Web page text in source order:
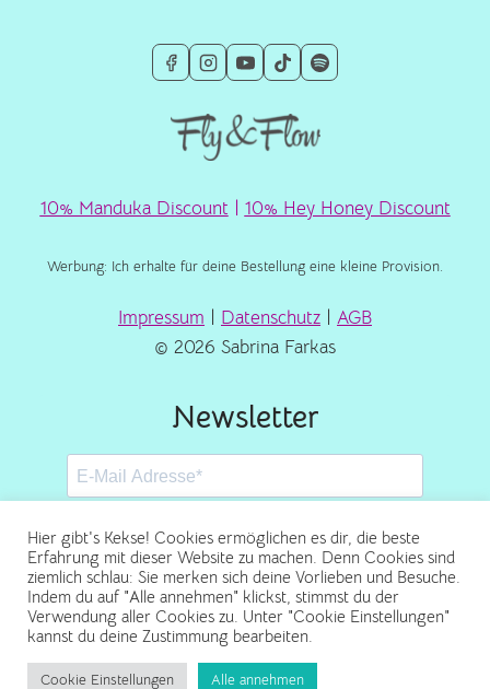
10% Manduka Discount 10% Hey Honey Discount
Werbung: Ich erhalte für deine Bestellung eine kleine Provision.
Impressum Datenschutz
AGB
© 2026 Sabrina Farkas
Newsletter
Abonnieren
Hier gibt's Kekse! Cookies ermöglichen es dir, die beste
Erfahrung mit dieser Website zu machen. Denn Cookies sind
ziemlich schlau: Sie merken sich deine Vorlieben und Besuche.
Indem du auf "Alle annehmen" klickst, stimmst du der
Verwendung aller Cookies zu. Unter "Cookie Einstellungen"
kannst du deine Zustimmung bearbeiten.
Cookie Einstellungen Alle annehmen